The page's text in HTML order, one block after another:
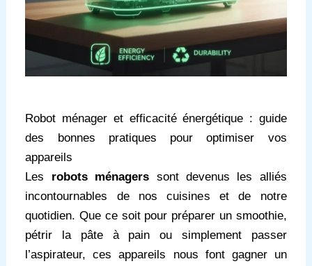
Robot ménager et efficacité énergétique : guide
des bonnes pratiques pour optimiser vos
appareils
Les robots ménagers sont devenus les alliés
incontournables de nos cuisines et de notre
quotidien. Que ce soit pour préparer un smoothie,
pétrir la pâte à pain ou simplement passer
l’aspirateur, ces appareils nous font gagner un